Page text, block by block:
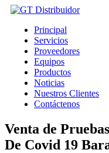
contenidoPrincipal
Servicios
Proveedores
Equipos
Productos
Noticias
Nuestros Clientes
Contáctenos
Venta de
De Covid 19